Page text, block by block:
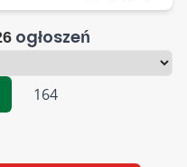
ogłoszeń
164